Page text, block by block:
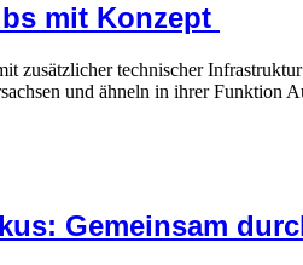
mit Konzept
zusätzlicher technischer
und ähneln in ihrer
Gemeinsam